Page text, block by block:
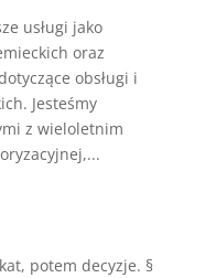
usługi jako
oraz
obsługi i
Jesteśmy
z wieloletnim
potem decyzje. §